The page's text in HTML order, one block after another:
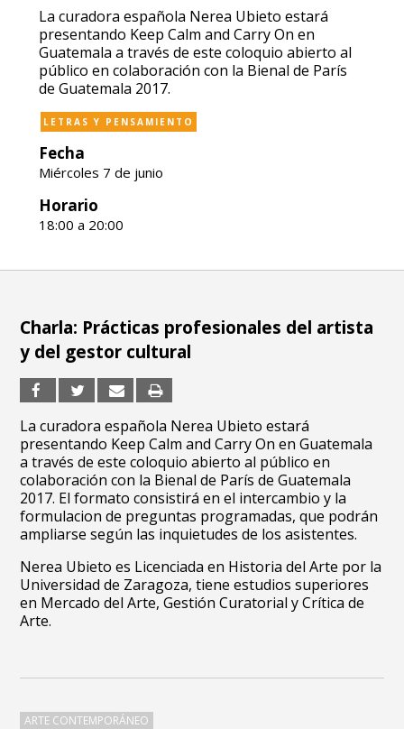
La curadora española Nerea Ubieto estará
presentando Keep Calm and Carry On en
Guatemala a través de este coloquio abierto al
público en colaboración con la Bienal de París
de Guatemala 2017.
LETRAS Y PENSAMIENTO
Fecha
Miércoles 7 de junio
Horario
18:00 a 20:00
Charla: Prácticas profesionales del artista
y del gestor cultural
La curadora española Nerea Ubieto estará
presentando Keep Calm and Carry On en Guatemala
a través de este coloquio abierto al público en
colaboración con la Bienal de París de Guatemala
2017. El formato consistirá en el intercambio y la
formulacion de preguntas programadas, que podrán
ampliarse según las inquietudes de los asistentes.
Nerea Ubieto es Licenciada en Historia del Arte por la
Universidad de Zaragoza, tiene estudios superiores
en Mercado del Arte, Gestión Curatorial y Crítica de
Arte.
ARTE CONTEMPORÁNEO